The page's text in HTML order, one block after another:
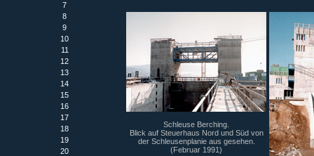
7
8
9
10
11
12
13
14
15
16
17
18
19
20
Schleuse Berching.
Blick auf Steuerhaus Nord und Süd von
der Schleusenplanie aus gesehen.
(Februar 1991)